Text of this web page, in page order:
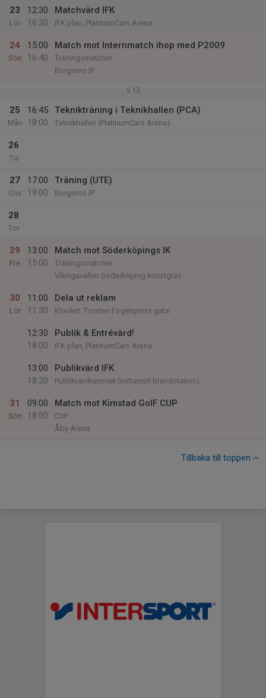
23
Lör
12:30
16:30
Matchvärd IFK
IFK plan, PlatinumCars Arena
24
Sön
15:00
16:40
Match mot Internmatch ihop med P2009
Träningsmatcher
Borgsmo IP
v.13
25
Mån
16:45
18:00
Teknikträning i Teknikhallen (PCA)
Teknikhallen (PlatinumCars Arena)
26
Tis
27
Ons
17:00
19:00
Träning (UTE)
Borgsmo IP
28
Tor
29
Fre
13:00
15:00
Match mot Söderköpings IK
Träningsmatcher
Vikingavallen Söderköping konstgräs
30
Lör
11:00
11:30
Dela ut reklam
Klocket. Torsten Fogelqvists gata
12:30
18:00
Publik & Entrévärd!
IFK plan, PlatinumCars Arena
13:00
18:20
Publikvärd IFK
Publikvärdrummet (mittemot brandstation)
31
Sön
09:00
18:00
Match mot Kimstad GoIF CUP
CUP
Åby Arena
Tillbaka till toppen